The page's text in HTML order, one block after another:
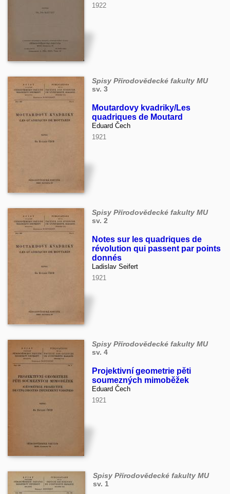
1922
Spisy Přírodovědecké fakulty MU
sv. 3
Moutardovy kvadriky/Les
quadriques de Moutard
Eduard Čech
1921
Spisy Přírodovědecké fakulty MU
sv. 2
Notes sur les quadriques de
révolution qui passent par points
donnés
Ladislav Seifert
1921
Spisy Přírodovědecké fakulty MU
sv. 4
Projektivní geometrie pěti
soumezných mimoběžek
Eduard Čech
1921
Spisy Přírodovědecké fakulty MU
sv. 1